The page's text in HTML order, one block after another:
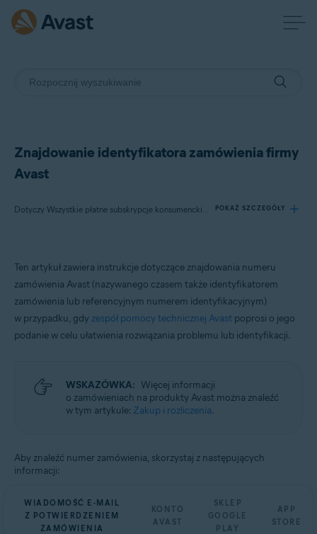
Znajdowanie identyfikatora zamówienia firmy
Avast
Dotyczy Wszystkie płatne subskrypcje konsumenckie Avast POKAŻ SZCZEGÓŁY
Produkty:
Wszystkie płatne subskrypcje konsumenckie Avast
Wszystkie obsługiwane systemy operacyjne
Ten artykuł zawiera instrukcje dotyczące znajdowania numeru
zamówienia Avast (nazywanego czasem także identyfikatorem
zamówienia lub referencyjnym numerem identyfikacyjnym)
w przypadku, gdy zespół pomocy technicznej Avast poprosi o jego
podanie w celu ułatwienia rozwiązania problemu lub identyfikacji.
WSKAZÓWKA: Więcej informacji
o zamówieniach na produkty Avast można znaleźć
w tym artykule: Zakup i rozliczenia.
Aby znaleźć numer zamówienia, skorzystaj z następujących
informacji:
WIADOMOŚĆ E-MAIL
Z POTWIERDZENIEM
ZAMÓWIENIA
KONTO
AVAST
SKLEP
GOOGLE
PLAY
APP
STORE